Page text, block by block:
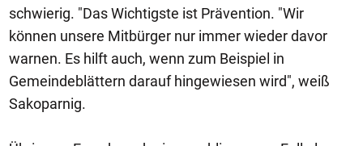
schwierig. "Das Wichtigste ist Prävention. "Wir
können unsere Mitbürger nur immer wieder davor
warnen. Es hilft auch, wenn zum Beispiel in
Gemeindeblättern darauf hingewiesen wird", weiß
Sakoparnig.